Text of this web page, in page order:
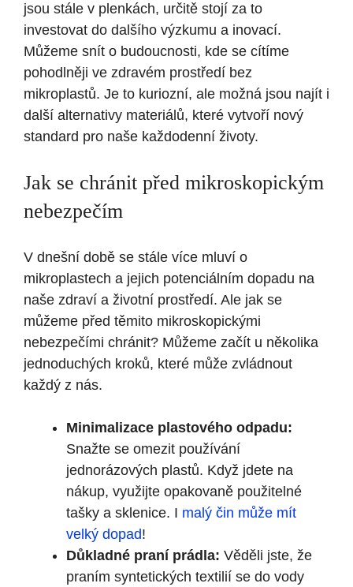
jsou stále v plenkách, určitě stojí za to
investovat do dalšího výzkumu a inovací.
Můžeme snít o budoucnosti, kde se cítíme
pohodlněji ve zdravém prostředí bez
mikroplastů. Je to kuriozní, ale možná jsou najít i
další alternativy materiálů, které vytvoří nový
standard pro naše každodenní životy.
Jak se chránit před mikroskopickým
nebezpečím
V dnešní době se stále více mluví o
mikroplastech a jejich potenciálním dopadu na
naše zdraví a životní prostředí. Ale jak se
můžeme před těmito mikroskopickými
nebezpečími chránit? Můžeme začít u několika
jednoduchých kroků, které může zvládnout
každý z nás.
Minimalizace plastového odpadu:
Snažte se omezit používání
jednorázových plastů. Když jdete na
nákup, využijte opakovaně použitelné
tašky a sklenice. I malý čin může mít
velký dopad!
Důkladné praní prádla: Věděli jste, že
praním syntetických textilií se do vody